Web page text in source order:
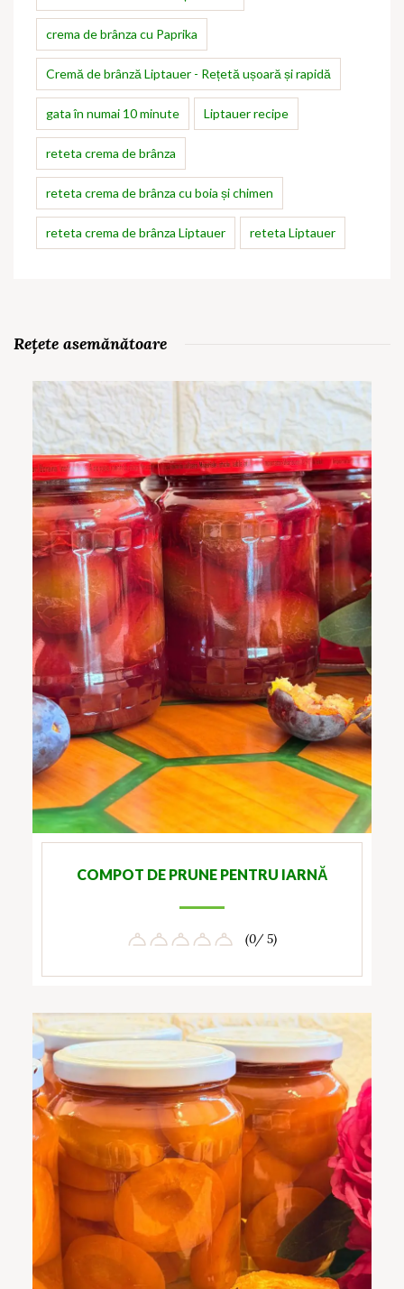
crema de brânza cu Paprika
Cremă de brânză Liptauer - Rețetă ușoară și rapidă
gata în numai 10 minute Liptauer recipe
reteta crema de brânza
reteta crema de brânza cu boia și chimen
reteta crema de brânza Liptauer reteta Liptauer
Rețete asemănătoare
COMPOT DE PRUNE PENTRU IARNĂ
(0/ 5)